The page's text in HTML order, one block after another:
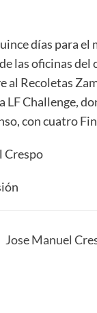
días para
las oficinas
al Recoletas
LF Challenge,
con cuatro
Crespo
Jose Manuel